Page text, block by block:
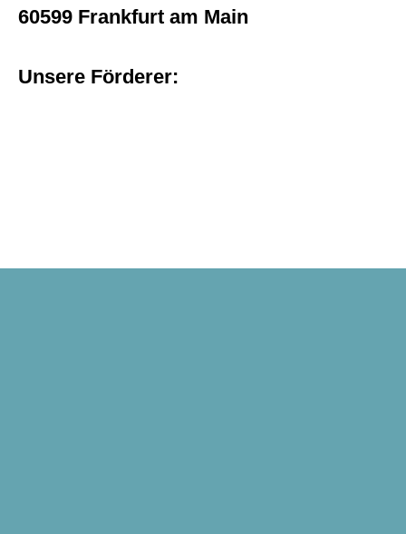
60599 Frankfurt am Main
Unsere Förderer: